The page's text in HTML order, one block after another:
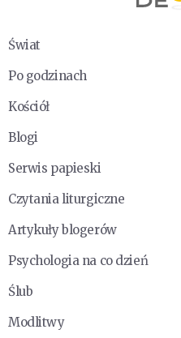
Świat
Po godzinach
Kościół
Blogi
Serwis papieski
Czytania liturgiczne
Artykuły blogerów
Psychologia na co dzień
Ślub
Modlitwy